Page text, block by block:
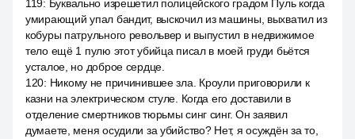
119: Буквально изрешетил полицейского градом Пуль когда
умирающий упал бандит, выскочил из машины, выхватил из
кобуры патрульного револьвер и выпустил в недвижимое
тело ещё 1 пулю этот убийца писал в моей груди бьётся
усталое, но доброе сердце.
120: Никому не причинившее зла. Кроули приговорили к
казни на электрическом стуле. Когда его доставили в
отделение смертников тюрьмы синг синг. Он заявил
думаете, меня осудили за убийство? Нет, я осуждён за то,